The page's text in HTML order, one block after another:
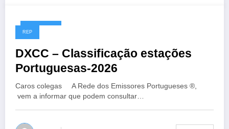
06/07/2026
REP
DXCC – Classificação estações
Portuguesas-2026
Caros colegas A Rede dos Emissores Portugueses ®,
vem a informar que podem consultar…